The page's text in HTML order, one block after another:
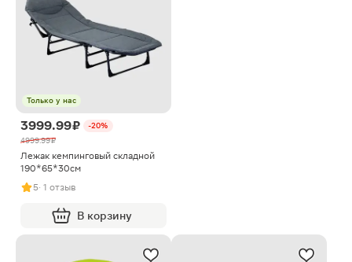
Только у нас
3999.99 ₽
-20%
4999.99 ₽
Лежак кемпинговый складной
190*65*30см
5· 1 отзыв
В корзину